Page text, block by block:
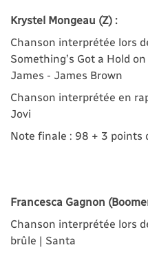
Krystel Mongeau (Z) :
Chanson interprétée lors
Something’s Got a Hold
James - James Brown
Chanson interprétée en
Jovi
Note finale : 98 + 3 points
Francesca Gagnon
Chanson interprétée lors
brûle | Santa